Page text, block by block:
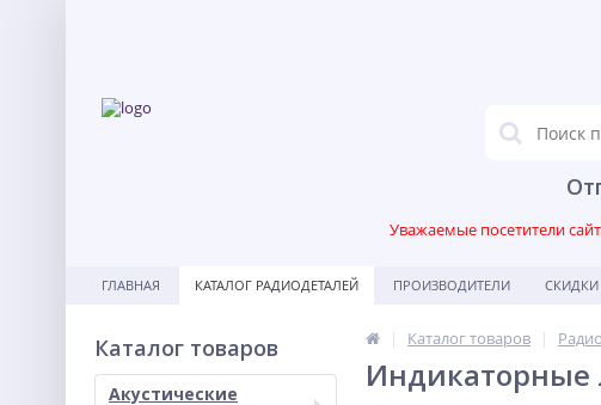
Уважаемые посетители
ГЛАВНАЯ КАТАЛОГ РАДИОДЕТАЛЕЙ ПРОИЗВОДИТЕЛИ СКИДКИ
Каталог товаров
Акустические
Каталог товаров